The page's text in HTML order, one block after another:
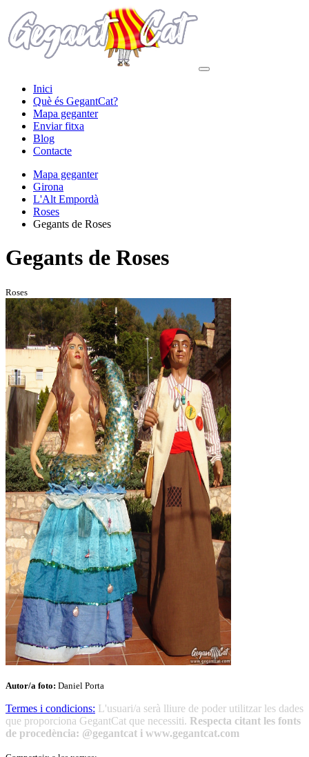
Inici
Què és GegantCat?
Mapa geganter
Enviar fitxa
Blog
Contacte
Mapa geganter
Girona
L'Alt Empordà
Roses
Gegants de Roses
Gegants de Roses
Roses
Autor/a foto: Daniel Porta
Termes i condicions: L'usuari/a serà lliure de poder utilitzar les dades
que proporciona GegantCat que necessiti. Respecta citant les fonts
de procedència: @gegantcat i www.gegantcat.com